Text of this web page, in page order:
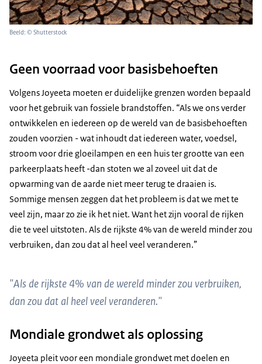
Beeld: © Shutterstock
Geen voorraad voor basisbehoeften
Volgens Joyeeta moeten er duidelijke grenzen worden bepaald
voor het gebruik van fossiele brandstoffen. “Als we ons verder
ontwikkelen en iedereen op de wereld van de basisbehoeften
zouden voorzien - wat inhoudt dat iedereen water, voedsel,
stroom voor drie gloeilampen en een huis ter grootte van een
parkeerplaats heeft -dan stoten we al zoveel uit dat de
opwarming van de aarde niet meer terug te draaien is.
Sommige mensen zeggen dat het probleem is dat we met te
veel zijn, maar zo zie ik het niet. Want het zijn vooral de rijken
die te veel uitstoten. Als de rijkste 4% van de wereld minder zou
verbruiken, dan zou dat al heel veel veranderen.”
"Als de rijkste 4% van de wereld minder zou verbruiken,
dan zou dat al heel veel veranderen."
Mondiale grondwet als oplossing
Joyeeta pleit voor een mondiale grondwet met doelen en